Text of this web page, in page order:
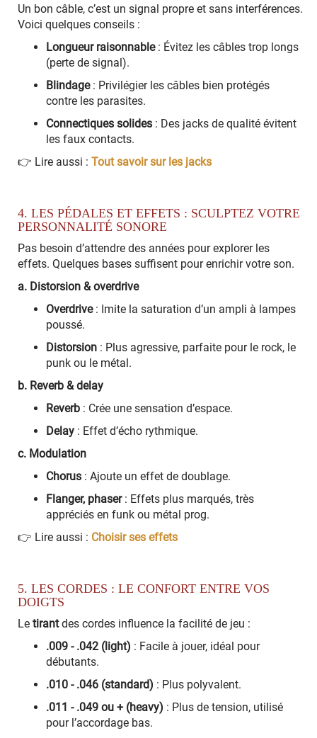
Un bon câble, c’est un signal propre et sans interférences.
Voici quelques conseils :
Longueur raisonnable: Évitez les câbles trop longs
(perte de signal).
Blindage: Privilégier les câbles bien protégés
contre les parasites.
Connectiques solides : Des jacks de qualité évitent
les faux contacts.
👉 Lire aussi : Tout savoir sur les jacks
4. LES PÉDALES ET EFFETS : SCULPTEZ VOTRE
PERSONNALITÉ SONORE
Pas besoin d’attendre des années pour explorer les
effets. Quelques bases suffisent pour enrichir votre son.
a. Distorsion & overdrive
Overdrive: Imite la saturation d’un ampli à lampes
poussé.
Distorsion : Plus agressive, parfaite pour le rock, le
punk ou le métal.
b. Reverb & delay
Reverb : Crée une sensation d’espace.
Delay : Effet d’écho rythmique.
c. Modulation
Chorus : Ajoute un effet de doublage.
Flanger, phaser: Effets plus marqués, très
appréciés en funk ou métal prog.
👉 Lire aussi : Choisir ses effets
5. LES CORDES : LE CONFORT ENTRE VOS
DOIGTS
Le tirantdes cordes influence la facilité de jeu :
.009 - .042 (light) : Facile à jouer, idéal pour
débutants.
.010 - .046 (standard) : Plus polyvalent.
.011 - .049 ou + (heavy) : Plus de tension, utilisé
pour l’accordage bas.